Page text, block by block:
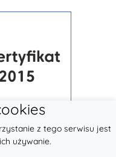
z tego serwisu jest
używanie.